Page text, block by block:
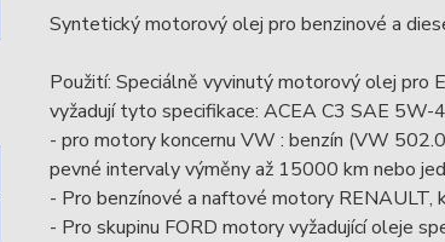
Syntetický motorový olej pro benzinové a
Použití: Speciálně vyvinutý motorový olej pro
vyžadují tyto specifikace: ACEA C3 SAE
- pro motory koncernu VW : benzín (VW
pevné intervaly výměny až 15000 km nebo
- Pro benzínové a naftové motory
- Pro skupinu FORD motory vyžadující oleje